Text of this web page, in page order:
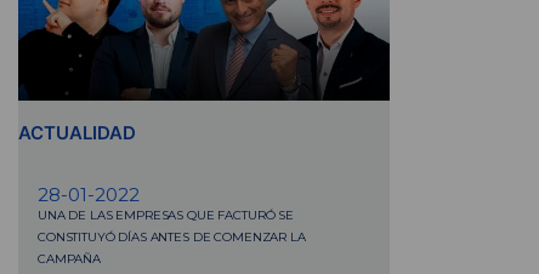
ACTUALIDAD
28-01-2022
UNA DE LAS EMPRESAS QUE FACTURÓ SE
CONSTITUYÓ DÍAS ANTES DE COMENZAR LA
CAMPAÑA